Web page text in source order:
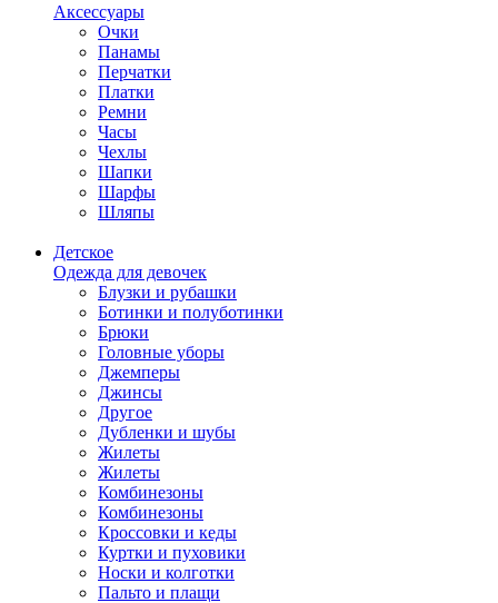
Аксессуары
Очки
Панамы
Перчатки
Платки
Ремни
Часы
Чехлы
Шапки
Шарфы
Шляпы
Детское
Одежда для девочек
Блузки и рубашки
Ботинки и полуботинки
Брюки
Головные уборы
Джемперы
Джинсы
Другое
Дубленки и шубы
Жилеты
Жилеты
Комбинезоны
Комбинезоны
Кроссовки и кеды
Куртки и пуховики
Носки и колготки
Пальто и плащи